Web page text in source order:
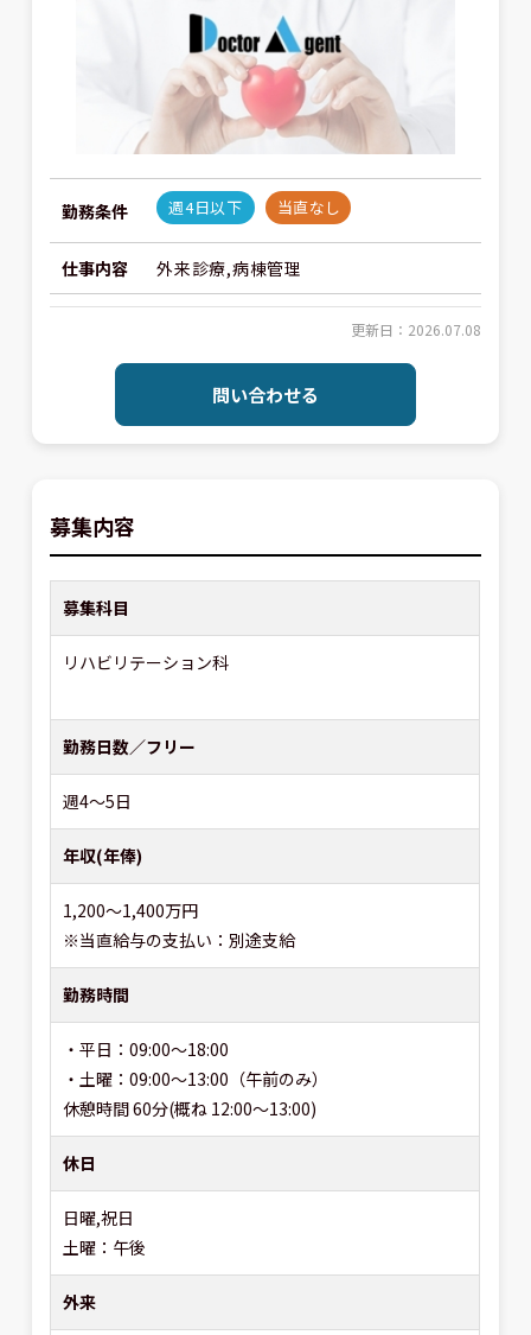
勤務条件 週4日以下 当直なし
仕事内容 外来診療,病棟管理
更新日：2026.07.08
問い合わせる
募集内容
募集科目
リハビリテーション科
勤務日数／フリー
週4～5日
年収(年俸)
1,200～1,400万円
※当直給与の支払い：別途支給
勤務時間
・平日：09:00～18:00
・土曜：09:00～13:00（午前のみ）
休憩時間 60分(概ね 12:00〜13:00)
休日
日曜,祝日
土曜：午後
外来